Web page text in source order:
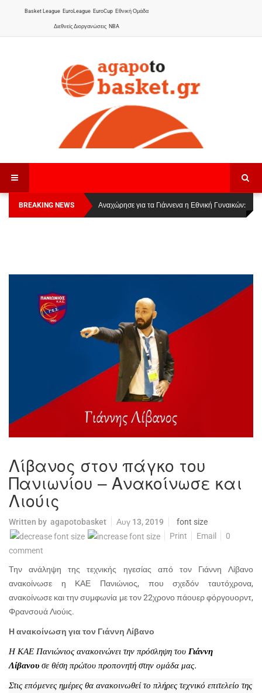
Basket League EuroLeague EuroCup Εθνική Ομάδα
Διεθνείς Διοργανώσεις NBA
BREAKING NEWS
Οι Πάνθηρες Καβάλας στην Women Basketball
League 1
Αναχώρησε για τα Γιάννενα η Εθνική Γυναικών:
Λίβανος στον πάγκο του
Πανιωνίου – Ανακοίνωσε και
Λιούις
Written by agapotobasket Αυγ 13, 2019
font size
Print
Email
0
comment
Την ανάληψη της τεχνικής ηγεσίας από τον Γιάννη Λίβανο
ανακοίνωσε η ΚΑΕ Πανιώνιος, που σχεδόν ταυτόχρονα,
ανακοίνωσε και την συμφωνία με τον 22χρονο πάουερ φόργουορντ,
Φρανσουά Λιούις.
Η ανακοίνωση για τον Γιάννη Λίβανο
Η ΚΑΕ Πανιώνιος ανακοινώνει την πρόσληψη του Γιάννη
Λίβανου σε θέση πρώτου προπονητή στην ομάδα μας.
Στις επόμενες ημέρες θα ανακοινωθεί το πλήρες τεχνικό επιτελείο της